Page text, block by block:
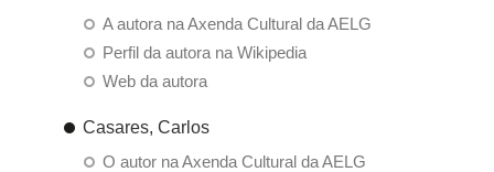
A autora na Axenda Cultural da AELG
Perfil da autora na Wikipedia
Web da autora
Casares, Carlos
O autor na Axenda Cultural da AELG